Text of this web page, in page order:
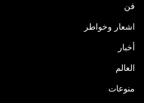
فن
اشعار وخواطر
أخبار
العالم
منوعات